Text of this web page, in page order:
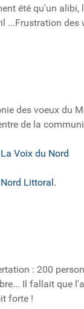
été qu'un alibi,
...Frustration des
des voeux du
de la
Voix du Nord
Littoral.
: 200
Il fallait que
forte !